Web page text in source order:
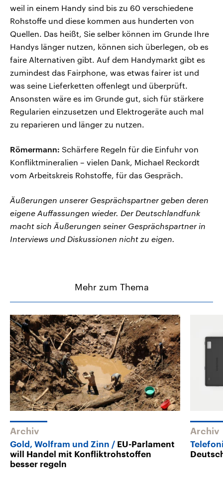
weil in einem Handy sind bis zu 60 verschiedene
Rohstoffe und diese kommen aus hunderten von
Quellen. Das heißt, Sie selber können im Grunde Ihre
Handys länger nutzen, können sich überlegen, ob es
faire Alternativen gibt. Auf dem Handymarkt gibt es
zumindest das Fairphone, was etwas fairer ist und
was seine Lieferketten offenlegt und überprüft.
Ansonsten wäre es im Grunde gut, sich für stärkere
Regularien einzusetzen und Elektrogeräte auch mal
zu reparieren und länger zu nutzen.
Römermann: Schärfere Regeln für die Einfuhr von
Konfliktmineralien – vielen Dank, Michael Reckordt
vom Arbeitskreis Rohstoffe, für das Gespräch.
Äußerungen unserer Gesprächspartner geben deren
eigene Auffassungen wieder. Der Deutschlandfunk
macht sich Äußerungen seiner Gesprächspartner in
Interviews und Diskussionen nicht zu eigen.
Mehr zum Thema
Archiv
Gold, Wolfram und Zinn
EU-Parlament
will Handel mit Konfliktrohstoffen
besser regeln
Archiv